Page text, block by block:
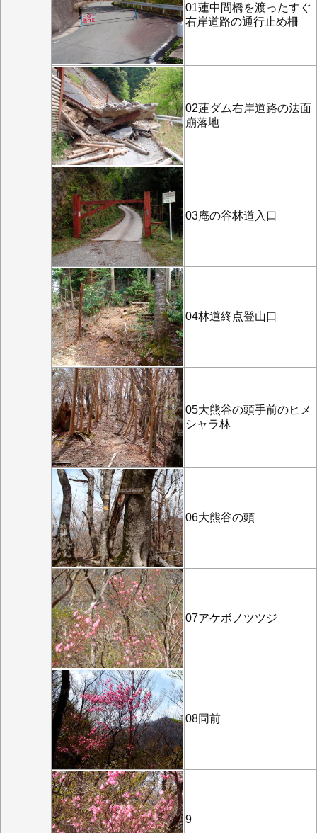
01蓮中間橋を渡ったすぐ
右岸道路の通行止め柵
02蓮ダム右岸道路の法面
崩落地
03庵の谷林道入口
04林道終点登山口
05大熊谷の頭手前のヒメ
シャラ林
06大熊谷の頭
07アケボノツツジ
08同前
9